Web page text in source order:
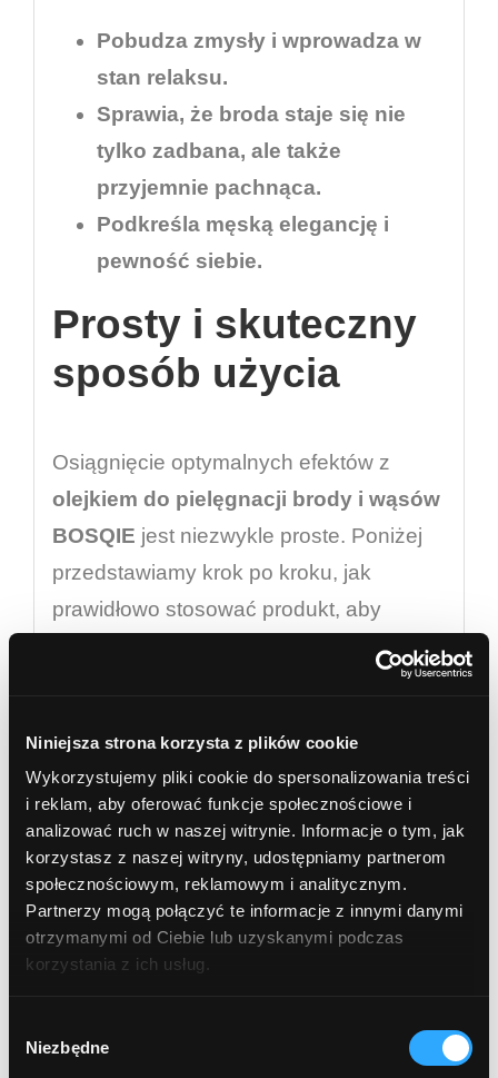
Niniejsza strona korzysta z plików cookie
Wykorzystujemy pliki cookie do spersonalizowania treści
i reklam, aby oferować funkcje społecznościowe i
analizować ruch w naszej witrynie. Informacje o tym, jak
korzystasz z naszej witryny, udostępniamy partnerom
społecznościowym, reklamowym i analitycznym.
Partnerzy mogą połączyć te informacje z innymi danymi
otrzymanymi od Ciebie lub uzyskanymi podczas
korzystania z ich usług.
zgody
Niezbędne
Pobudza zmysły i wprowadza w
stan relaksu.
Sprawia, że broda staje się nie
tylko zadbana, ale także
przyjemnie pachnąca.
Podkreśla męską elegancję i
pewność siebie.
Prosty i skuteczny
sposób użycia
Osiągnięcie optymalnych efektów z
olejkiem do pielęgnacji brody i wąsów
BOSQIE jest niezwykle proste. Poniżej
przedstawiamy krok po kroku, jak
prawidłowo stosować produkt, aby
cieszyć się pełnią jego właściwości:
oczyszczenie
Przed nałożeniem olejku, zadbaj o
odpowiednią higienę swojej brody i
wąsów:
Umyj brodę delikatnym szamponem